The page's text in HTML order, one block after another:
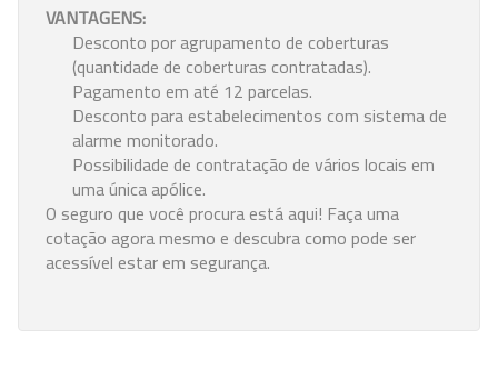
VANTAGENS:
Desconto por agrupamento de coberturas
(quantidade de coberturas contratadas).
Pagamento em até 12 parcelas.
Desconto para estabelecimentos com sistema de
alarme monitorado.
Possibilidade de contratação de vários locais em
uma única apólice.
O seguro que você procura está aqui! Faça uma
cotação agora mesmo e descubra como pode ser
acessível estar em segurança.